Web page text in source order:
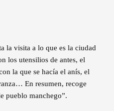
la visita a lo que es la ciudad
los utensilios de antes, el
la que se hacía el anís, el
En resumen, recoge
pueblo manchego”.